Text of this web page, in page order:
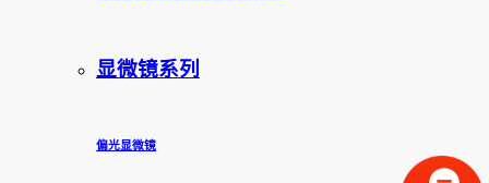
显微镜系列
偏光显微镜